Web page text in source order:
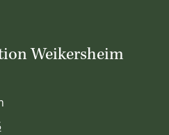
Weikersheim